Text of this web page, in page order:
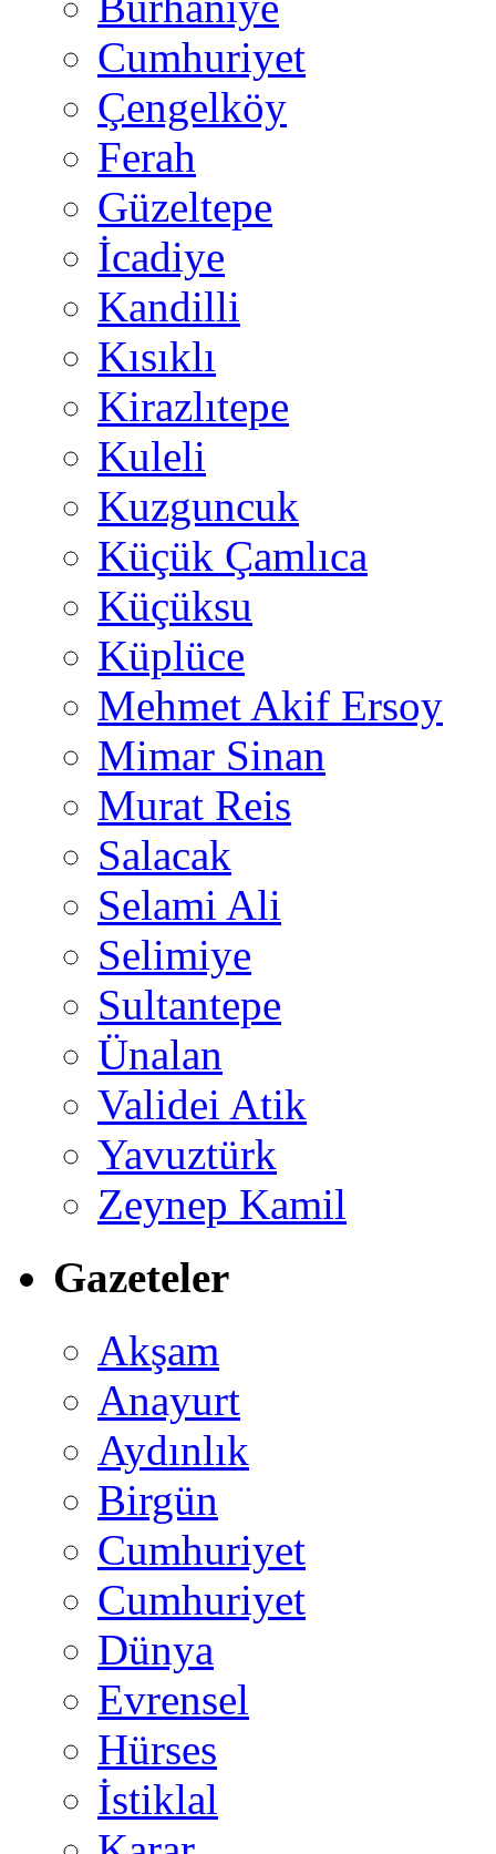
Cumhuriyet
Çengelköy
Ferah
Güzeltepe
İcadiye
Kandilli
Kısıklı
Kirazlıtepe
Kuleli
Kuzguncuk
Küçük Çamlıca
Küçüksu
Küplüce
Mehmet Akif Ersoy
Mimar Sinan
Murat Reis
Salacak
Selami Ali
Selimiye
Sultantepe
Ünalan
Validei Atik
Yavuztürk
Zeynep Kamil
Gazeteler
Akşam
Anayurt
Aydınlık
Birgün
Cumhuriyet
Cumhuriyet
Dünya
Evrensel
Hürses
İstiklal